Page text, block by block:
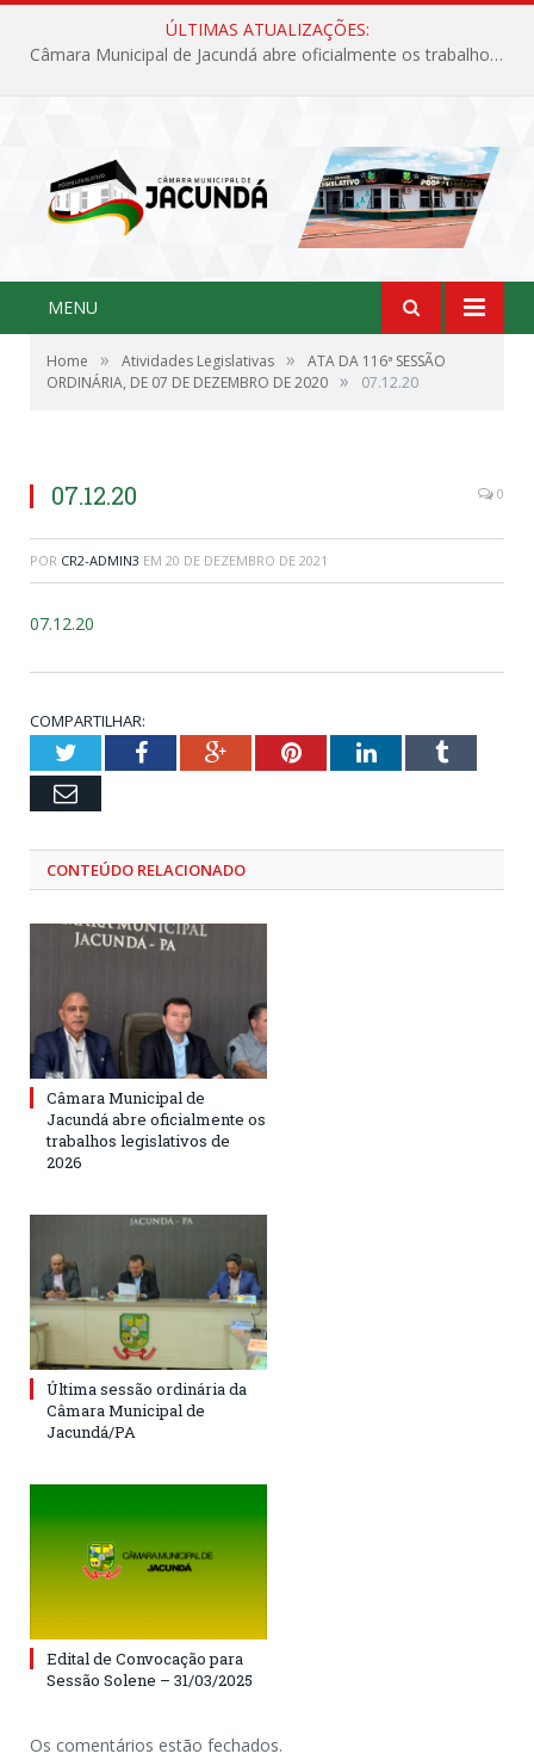
ÚLTIMAS ATUALIZAÇÕES:
Câmara Municipal de Jacundá abre oficialmente os trabalhos legislativos de 2026
MENU
Home » Atividades Legislativas »
ATA DA 116ª SESSÃO
ORDINÁRIA, DE 07 DE DEZEMBRO DE 2020 » 07.12.20
07.12.20 0
POR CR2-ADMIN3 EM 20 DE DEZEMBRO DE 2021
07.12.20
COMPARTILHAR:
TwitterFacebookGoogle+PinterestLinkedInTumblr
Email
CONTEÚDO RELACIONADO
Câmara Municipal de
Jacundá abre oficialmente os
trabalhos legislativos de
2026
Última sessão ordinária da
Câmara Municipal de
Jacundá/PA
Edital de Convocação para
Sessão Solene – 31/03/2025
Os comentários estão fechados.